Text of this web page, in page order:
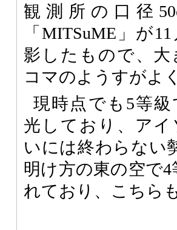
観測所の口径
「MITSuME」が
影したもので、大
コマのようすがよ
現時点でも5等
光しており、ア
いには終わらない
明け方の東の空で
れており、こちら